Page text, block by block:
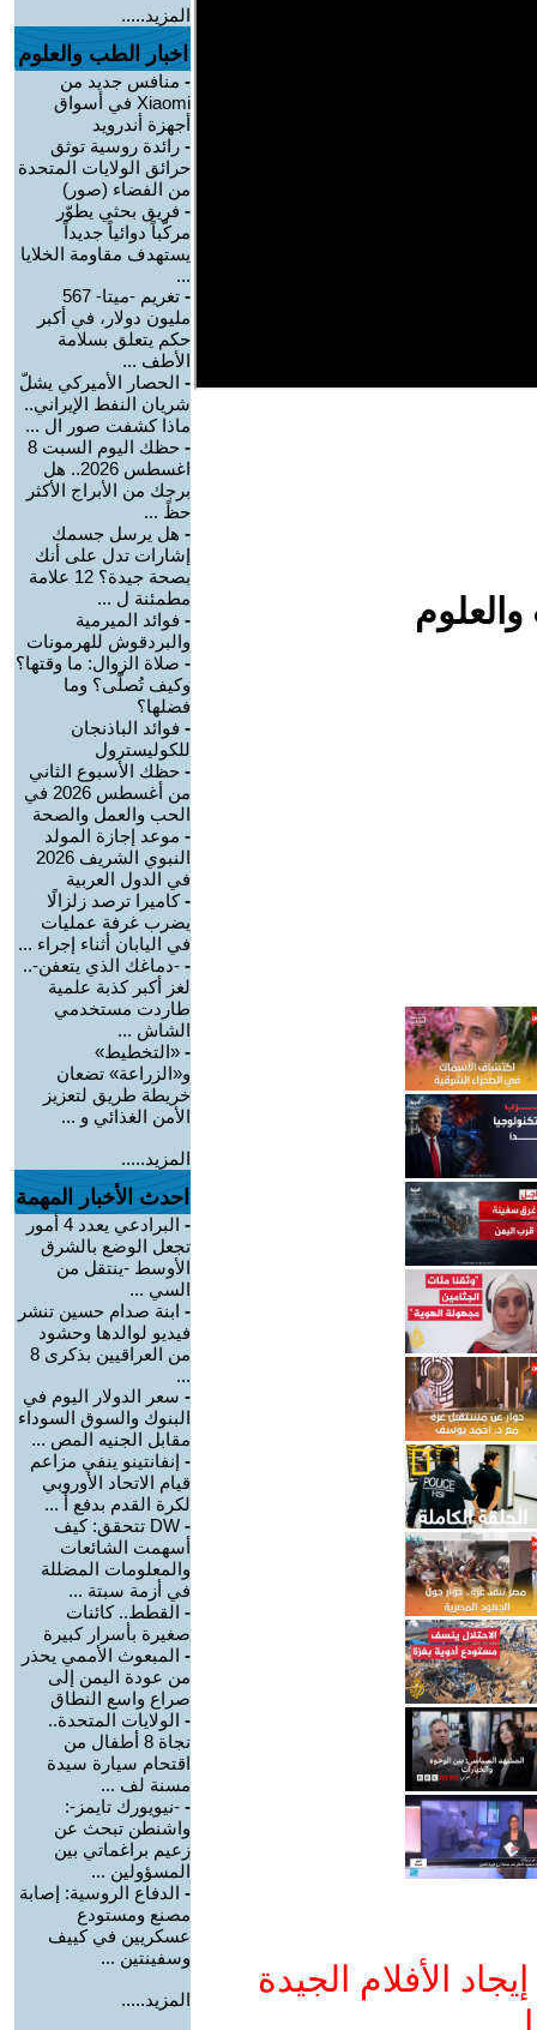
الأفلام الجيدة
المزيد.....
اخبار الطب والعلوم
- منافس جديد من
Xiaomi في أسواق
أجهزة أندرويد
- رائدة روسية توثق
حرائق الولايات المتحدة
من الفضاء (صور)
- فريق بحثي يطوّر
مركّباً دوائياً جديداً
يستهدف مقاومة الخلايا
...
-
تغريم -ميتا- 567
مليون دولار، في أكبر
حكم يتعلق بسلامة
الأطف ...
- الحصار الأميركي يشلّ
شريان النفط الإيراني..
ماذا كشفت صور ال ...
-
حظك اليوم السبت 8
اغسطس 2026.. هل
برجك من الأبراج الأكثر
حظً ...
- هل يرسل جسمك
إشارات تدل على أنك
بصحة جيدة؟ 12 علامة
مطمئنة ل ...
- فوائد الميرمية
والبردقوش للهرمونات
- صلاة الزوال: ما وقتها؟
وكيف تُصلّى؟ وما
فضلها؟
- فوائد الباذنجان
للكوليسترول
- حظك الأسبوع الثاني
من أغسطس 2026 في
الحب والعمل والصحة
- موعد إجازة المولد
النبوي الشريف 2026
في الدول العربية
-كاميرا ترصد زلزالًا
يضرب غرفة عمليات
في اليابان أثناء إجراء ...
- -دماغك الذي يتعفن-..
لغز أكبر كذبة علمية
طاردت مستخدمي
الشاش ...
- «التخطيط»
و«الزراعة» تضعان
خريطة طريق لتعزيز
الأمن الغذائي و ...
المزيد.....
احدث الأخبار المهمة
-
البرادعي يعدد 4 أمور
تجعل الوضع بالشرق
الأوسط -ينتقل من
السي ...
- ابنة صدام حسين تنشر
فيديو لوالدها وحشود
من العراقيين بذكرى 8
...
- سعر الدولار اليوم في
البنوك والسوق السوداء
مقابل الجنيه المص ...
- إنفانتينو ينفي مزاعم
قيام الاتحاد الأوروبي
لكرة القدم بدفع أ ...
-
DW تتحقق: كيف
أسهمت الشائعات
والمعلومات المضللة
في أزمة سبتة ...
- القطط.. كائنات
صغيرة بأسرار كبيرة
- المبعوث الأممي يحذر
من عودة اليمن إلى
صراع واسع النطاق
- الولايات المتحدة..
نجاة 8 أطفال من
اقتحام سيارة سيدة
مسنة لف ...
- -نيويورك تايمز-:
واشنطن تبحث عن
زعيم براغماتي بين
المسؤولين ...
- الدفاع الروسية: إصابة
مصنع ومستودع
عسكريين في كييف
وسفينتين ...
المزيد.....